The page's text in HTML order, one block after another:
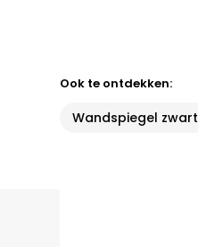
Ook te ontdekken:
Wandspiegel zwart